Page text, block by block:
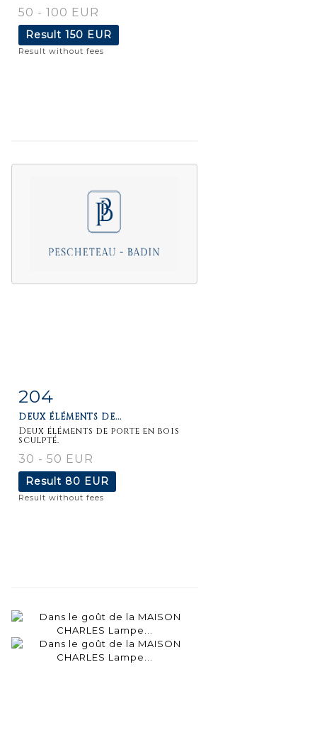
50 - 100 EUR
Result 150 EUR
Result without fees
Item detail
204
DEUX ÉLÉMENTS DE...
Deux éléments de porte en bois
sculpté.
30 - 50 EUR
Result 80 EUR
Result without fees